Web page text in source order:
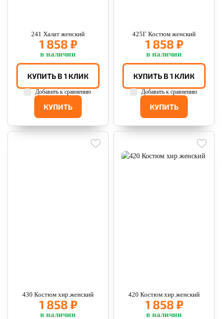
241 Халат женский
1 858 ₽
в наличии
КУПИТЬ
КУПИТЬ В 1 КЛИК
Добавить к сравнению
425Г Костюм женский
1 858 ₽
в наличии
КУПИТЬ
КУПИТЬ В 1 КЛИК
Добавить к сравнению
430 Костюм хир.женский
1 858 ₽
в наличии
420 Костюм хир.женский
1 858 ₽
в наличии